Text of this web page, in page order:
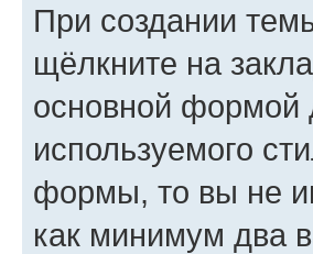
При создании
щёлкните на
основной формой
используемого
формы, то вы не
как минимум два